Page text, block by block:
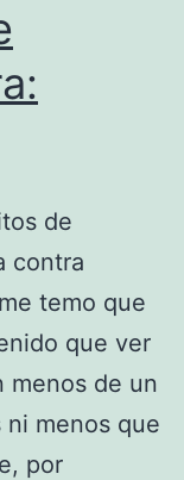
de
contra
temo que
que ver
menos de un
menos que
por